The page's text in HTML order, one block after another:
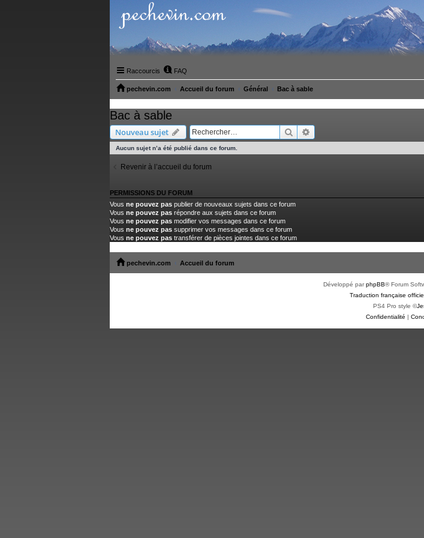
Raccourcis FAQ
pechevin.com Accueil du forum Général Bac à sable
Bac à sable
Nouveau sujet Rechercher
Aucun sujet n’a été publié dans ce forum.
Revenir à l’accueil du forum
PERMISSIONS DU FORUM
Vous ne pouvez pas publier de nouveaux sujets dans ce forum
Vous ne pouvez pas répondre aux sujets dans ce forum
Vous ne pouvez pas modifier vos messages dans ce forum
Vous ne pouvez pas supprimer vos messages dans ce forum
Vous ne pouvez pas transférer de pièces jointes dans ce forum
pechevin.com Accueil du forum
Développé parphpBB® Forum
Traduction française
PS4 Pro style ©
Confidentialité |